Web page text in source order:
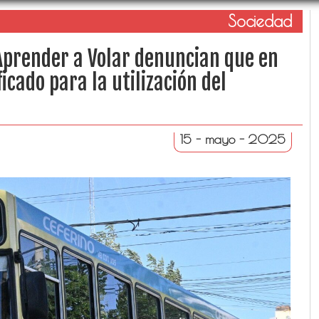
Sociedad
a Volar denuncian que en
para la utilización del
15 - mayo - 2025